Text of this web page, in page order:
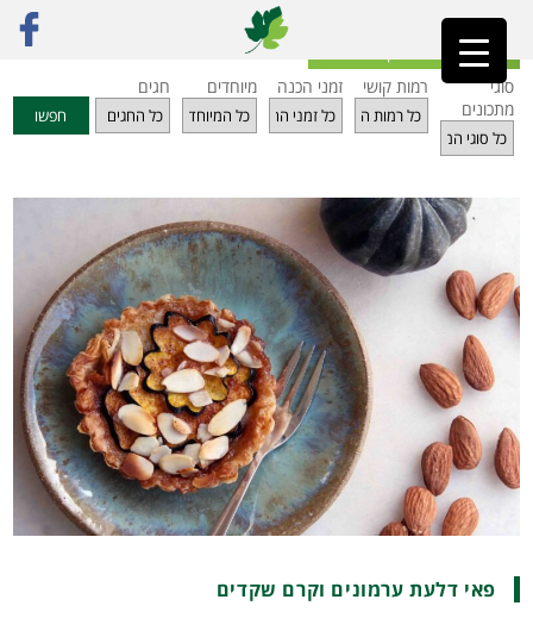
ראשי»מתכונים פאי דלעת ערמונים וקרם שקדים
חזרה לאינדקס מתכונים
סוגי
מתכונים
רמות קושי זמני הכנה מיוחדים חגים
חפשו
פאי דלעת ערמונים וקרם שקדים